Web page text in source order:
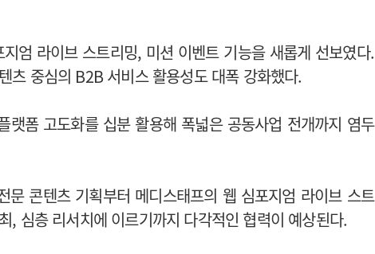
엄 라이브 스트리밍, 미션 이벤트 기능을 새롭게 선보였다.
츠 중심의 B2B 서비스 활용성도 대폭 강화했다.
랫폼 고도화를 십분 활용해 폭넓은 공동사업 전개까지 염두
문 콘텐츠 기획부터 메디스태프의 웹 심포지엄 라이브 스트
, 심층 리서치에 이르기까지 다각적인 협력이 예상된다.